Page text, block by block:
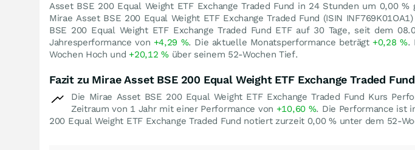
Asset BSE 200 Equal Weight ETF Exchange Traded Fund in 24 Stunden um 0,00%
Mirae Asset BSE 200 Equal Weight ETF Exchange Traded Fund (ISIN
BSE 200 Equal Weight ETF Exchange Traded Fund ETF auf 30 Tage, seit dem
Jahresperformance von +4,29 %. Die aktuelle Monatsperformance beträgt +0,28 %.
Wochen Hoch und +20,12%über seinem 52-Wochen Tief.
Fazit zu Mirae Asset BSE 200 Equal Weight ETF Exchange Traded Fund
Die Mirae Asset BSE 200 Equal Weight ETF Exchange Traded Fund Kurs
Zeitraum von 1 Jahr mit einer Performance von +10,60 %. Die Performance ist
200 Equal Weight ETF Exchange Traded Fund notiert zurzeit 0,00%unter dem 52-